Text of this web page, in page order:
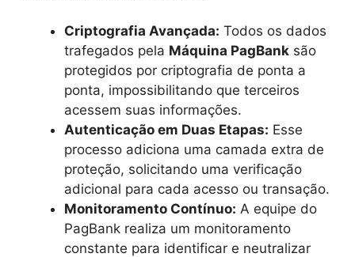
Criptografia Avançada: Todos os dados
trafegados pela Máquina PagBank são
protegidos por criptografia de ponta a
ponta, impossibilitando que terceiros
acessem suas informações.
Autenticação em Duas Etapas: Esse
processo adiciona uma camada extra de
proteção, solicitando uma verificação
adicional para cada acesso ou transação.
Monitoramento Contínuo: A equipe do
PagBank realiza um monitoramento
constante para identificar e neutralizar